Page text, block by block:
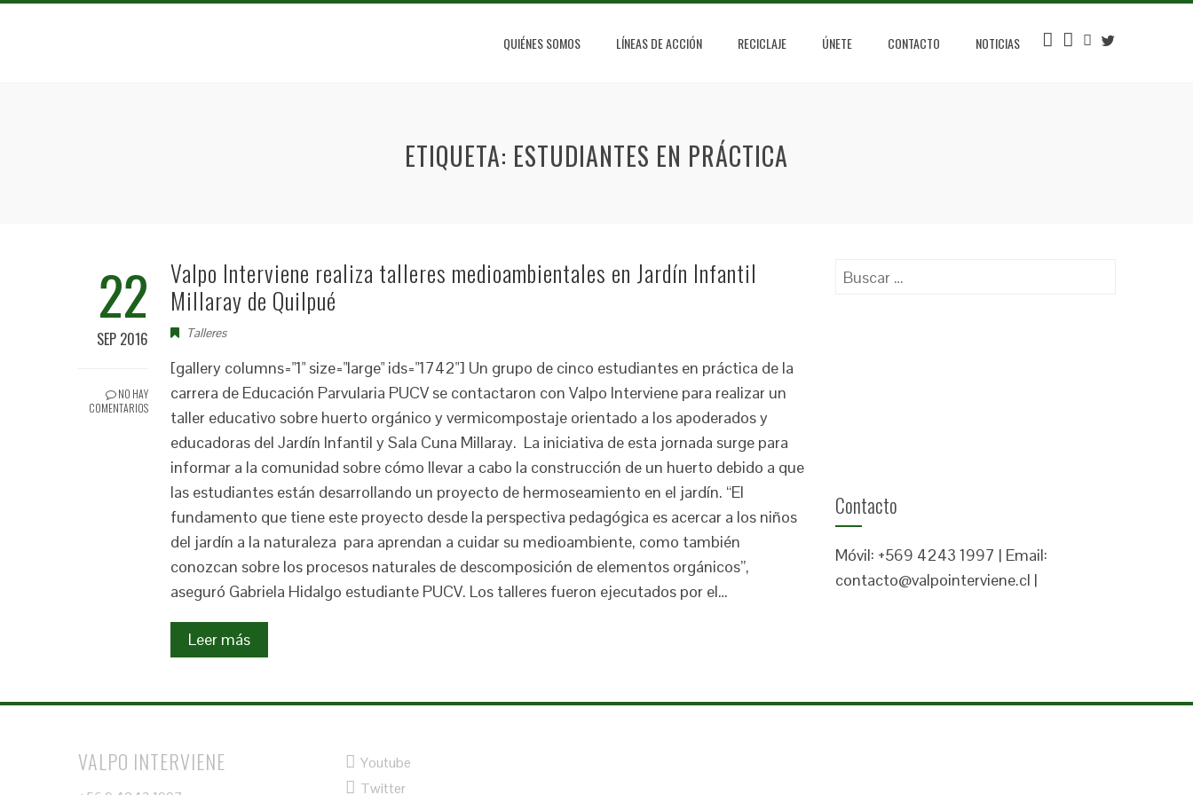
QUIÉNES SOMOS LÍNEAS DE ACCIÓN RECICLAJE ÚNETE CONTACTO NOTICIAS INSTAGRAM
FACEBOOKYOUTUBE
ETIQUETA: ESTUDIANTES EN PRÁCTICA
22
SEP 2016
NO HAY
COMENTARIOS
Valpo Interviene realiza talleres medioambientales en Jardín Infantil
Millaray de Quilpué
Talleres
[gallery columns="1" size="large" ids="1742"] Un grupo de cinco estudiantes en práctica de la
carrera de Educación Parvularia PUCV se contactaron con Valpo Interviene para realizar un
taller educativo sobre huerto orgánico y vermicompostaje orientado a los apoderados y
educadoras del Jardín Infantil y Sala Cuna Millaray. La iniciativa de esta jornada surge para
informar a la comunidad sobre cómo llevar a cabo la construcción de un huerto debido a que
las estudiantes están desarrollando un proyecto de hermoseamiento en el jardín. “El
fundamento que tiene este proyecto desde la perspectiva pedagógica es acercar a los niños
del jardín a la naturaleza para aprendan a cuidar su medioambiente, como también
conozcan sobre los procesos naturales de descomposición de elementos orgánicos”,
aseguró Gabriela Hidalgo estudiante PUCV. Los talleres fueron ejecutados por el…
Leer más
Buscar:
Contacto
Móvil: +569 4243 1997 | Email:
contacto@valpointerviene.cl |
VALPO INTERVIENE
Youtube
Twitter